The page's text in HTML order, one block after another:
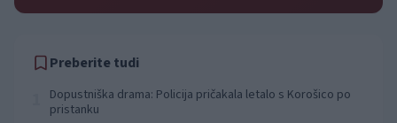
Preberite tudi
Dopustniška drama: Policija pričakala letalo s Korošico po
pristanku